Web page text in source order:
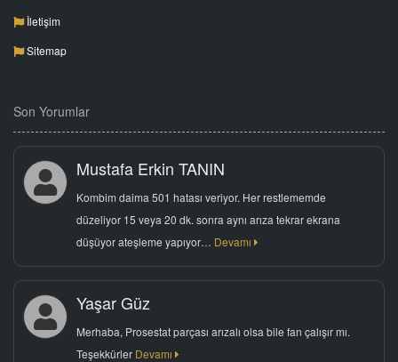
İletişim
Sitemap
Son Yorumlar
Mustafa Erkin TANIN
Kombim daima 501 hatası veriyor. Her restlememde
düzeliyor 15 veya 20 dk. sonra aynı arıza tekrar ekrana
düşüyor ateşleme yapıyor… Devamı
Yaşar Güz
Merhaba, Prosestat parçası arızalı olsa bile fan çalışır mı.
Teşekkürler Devamı